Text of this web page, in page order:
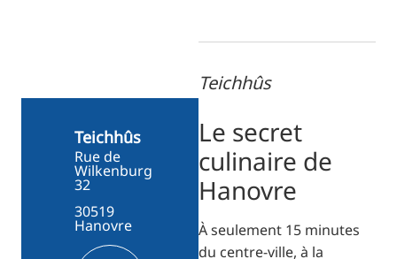
Teichhûs
Le secret
culinaire de
Hanovre
À seulement 15 minutes
du centre-ville, à la
Teichhûs
Rue de
Wilkenburg
32
30519
Hanovre